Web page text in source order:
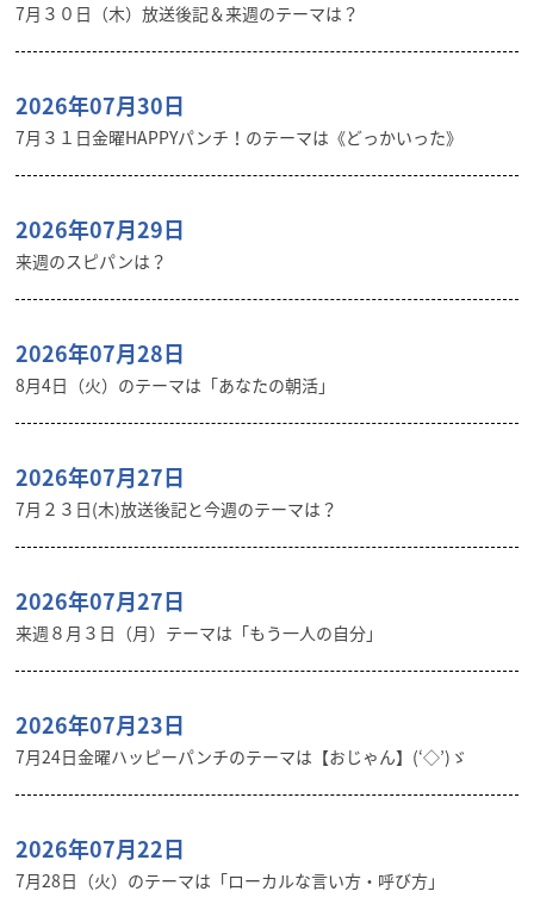
7月３０日（木）放送後記＆来週のテーマは？
2026年07月30日
7月３１日金曜HAPPYパンチ！のテーマは《どっかいった》
2026年07月29日
来週のスピパンは？
2026年07月28日
8月4日（火）のテーマは「あなたの朝活」
2026年07月27日
7月２３日(木)放送後記と今週のテーマは？
2026年07月27日
来週８月３日（月）テーマは「もう一人の自分」
2026年07月23日
7月24日金曜ハッピーパンチのテーマは【おじゃん】(‘◇’)ゞ
2026年07月22日
7月28日（火）のテーマは「ローカルな言い方・呼び方」